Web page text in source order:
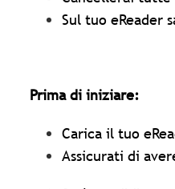
Sul tuo eReader
Prima di iniziare:
Carica il tuo
Assicurati di